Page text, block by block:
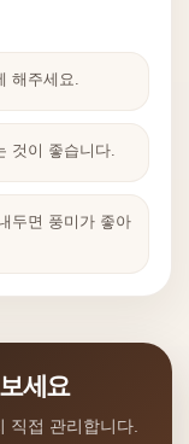
해주세요.
것이 좋습니다.
두면 풍미가 좋아
세요
직접 관리합니다.